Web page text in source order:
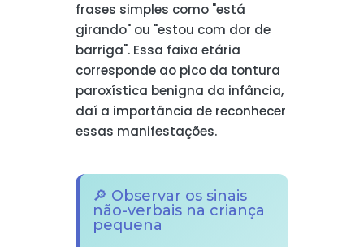
frases simples como "está
girando" ou "estou com dor de
barriga". Essa faixa etária
corresponde ao pico da tontura
paroxística benigna da infância,
daí a importância de reconhecer
essas manifestações.
🔎 Observar os sinais
não-verbais na criança
pequena